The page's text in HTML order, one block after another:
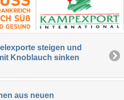
steigen und
Knoblauch sinken
aus neuen